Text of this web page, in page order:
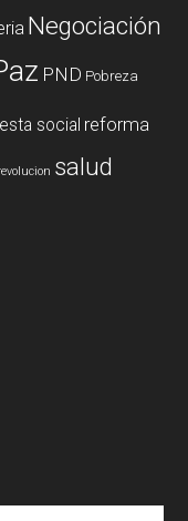
Negociación
PND Pobreza
social reforma
salud